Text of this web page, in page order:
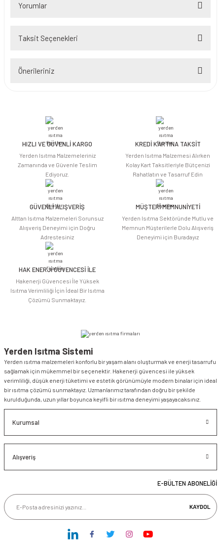
Yorumlar
Taksit Seçenekleri
Önerileriniz
iletebilirsiniz.
Görüş ve önerileriniz için teşekkür ederiz.
Ürün açıklamasında eksik bilgiler bulunuyor.
Ürün bilgilerinde hatalar bulunuyor.
Ürün fiyatı diğer sitelerden daha pahalı.
Bu ürüne benzer farklı alternatifler olmalı.
HIZLI VE GÜVENLİ KARGO
Yerden Isıtma Malzemeleriniz
Zamanında ve Güvenle Teslim
Ediyoruz.
KREDİ KARTINA TAKSİT
Yerden Isıtma Malzemesi Alırken
Kolay Kart Taksitleriyle Bütçenizi
Rahatlatın ve Tasarruf Edin
GÜVENLİ ALIŞVERİŞ
Alttan Isıtma Malzemeleri Sorunsuz
Alışveriş Deneyimi için Doğru
Adrestesiniz
MÜŞTERİ MEMNUNİYETİ
Yerden Isıtma Sektöründe Mutlu ve
Memnun Müşterilerle Dolu Alışveriş
Deneyimi için Buradayız
HAK ENERJİ GÜVENCESİ İLE
Hakenerji Güvencesi İle Yüksek
Isıtma Verimliliği İçin İdeal Bir Isıtma
Çözümü Sunmaktayız.
Yerden Isıtma Sistemi
Yerden ısıtma malzemeleri konforlu bir yaşam alanı oluşturmak ve enerji tasarrufu
sağlamak için mükemmel bir seçenektir. Hakenerji güvencesi ile yüksek
verimliliği, düşük enerji tüketimi ve estetik görünümüyle modern binalar için ideal
bir ısıtma çözümü sunmaktayız. Uzmanlarımız tarafından doğru bir şekilde
kurulduğunda, uzun yıllar boyunca keyifli bir ısıtma deneyimi yaşayacaksınız.
Kurumsal
Alışveriş
E-BÜLTEN ABONELİĞİ
KAYDOL